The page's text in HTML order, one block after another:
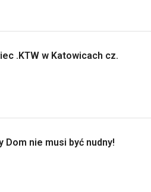
.KTW w Katowicach cz.
Dom nie musi być nudny!